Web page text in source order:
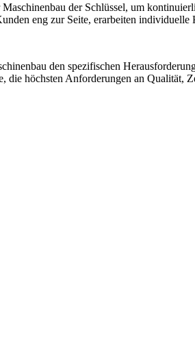
der Schlüssel, um
eng zur Seite, erarbeiten
den spezifischen
höchsten Anforderungen an Qualität,